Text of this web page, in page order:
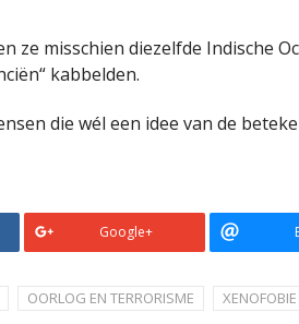
ze misschien diezelfde Indische
kabbelden.
die wél een idee van de
Google+
OORLOG EN TERRORISME